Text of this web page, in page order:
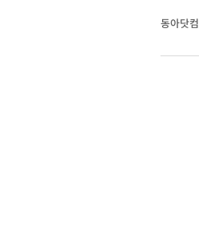
동아닷컴